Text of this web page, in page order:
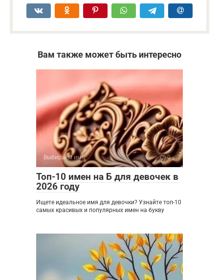
Вам также может быть интересно
Выбираем имя 0
Топ-10 имен на Б для девочек в
2026 году
Ищете идеальное имя для девочки? Узнайте топ-10
самых красивых и популярных имен на букву